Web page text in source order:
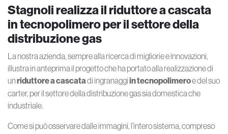
Stagnoli realizza il riduttore a cascata
in tecnopolimero per il settore della
distribuzione gas
La nostra azienda, sempre alla ricerca di migliorie e innovazioni,
illustra in anteprima il progetto che ha portato alla realizzazione di
unriduttore a cascatadi ingranaggiin tecnopolimeroe del suo
carter, per il settore della distribuzione gas sia domestica che
industriale.
Come si può osservare dalle immagini, l’intero sistema, compreso